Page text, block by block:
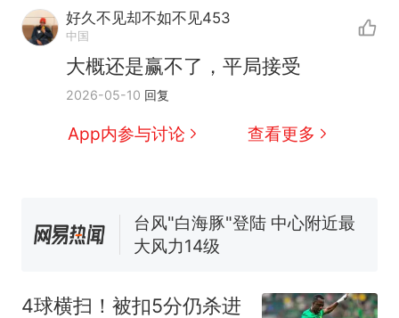
好久不见却不如不见453
中国
大概还是赢不了，平局接受
2026-05-10 回复
App内参与讨论 查看更多
家，刚改国名，总统就邀请中
线一圈，还曾两次到中国寻根
5060元才肯搬上楼！女子傻眼
了……
视频丨只要一枚命中就能让航
空调24小时开着反而更省电？
热
十多万人报名的考试，成绩
全部作废，公平么？
4球横扫！被扣5分仍杀进